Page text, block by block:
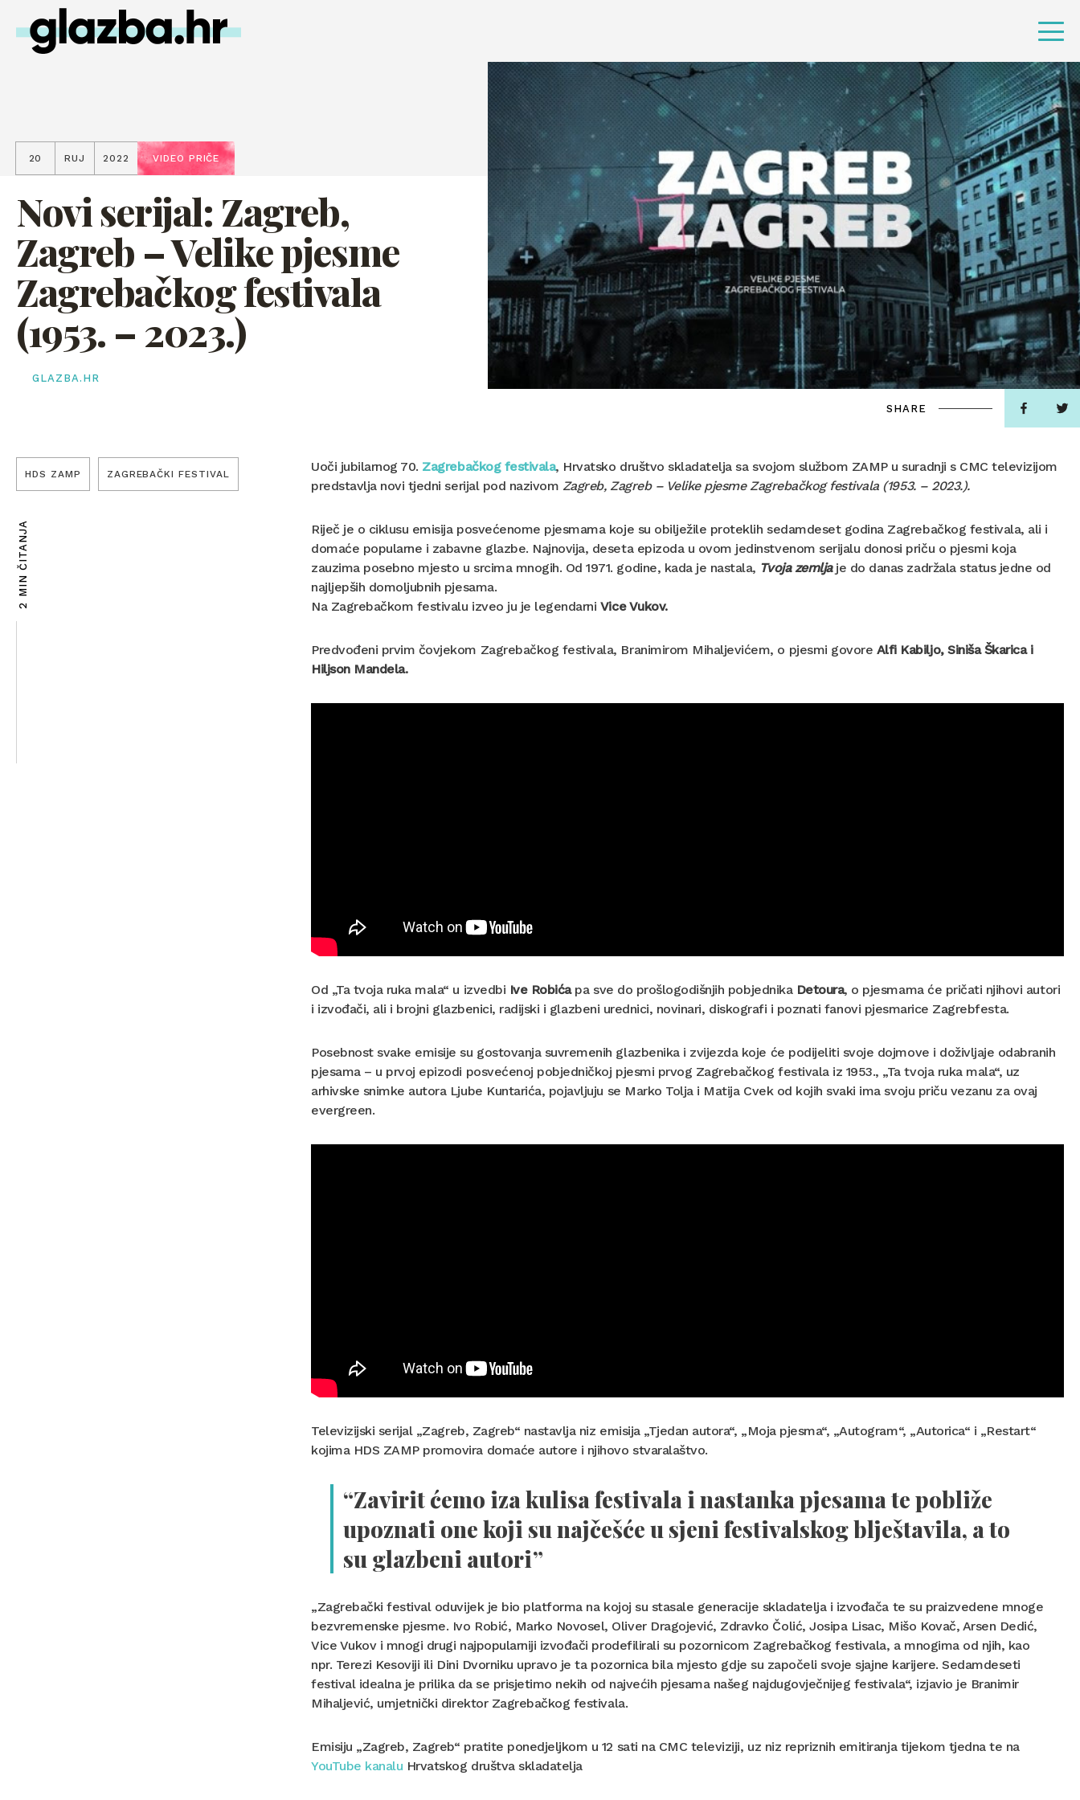
20 RUJ 2022 VIDEO PRIČE
Novi serijal: Zagreb,
Zagreb – Velike pjesme
Zagrebačkog festivala
(1953. – 2023.)
GLAZBA.HR
SHARE
HDS ZAMP ZAGREBAČKI FESTIVAL
2 MIN ČITANJA
Uoči jubilarnog 70. Zagrebačkog festivala, Hrvatsko društvo skladatelja sa svojom službom ZAMP u suradnji s CMC televizijom
predstavlja novi tjedni serijal pod nazivom Zagreb, Zagreb – Velike pjesme Zagrebačkog festivala (1953. – 2023.).
Riječ je o ciklusu emisija posvećenome pjesmama koje su obilježile proteklih sedamdeset godina Zagrebačkog festivala, ali i
domaće popularne i zabavne glazbe. Najnovija, deseta epizoda u ovom jedinstvenom serijalu donosi priču o pjesmi koja
zauzima posebno mjesto u srcima mnogih. Od 1971. godine, kada je nastala, Tvoja zemljaje do danas zadržala status jedne od
najljepših domoljubnih pjesama.
Na Zagrebačkom festivalu izveo ju je legendarni Vice Vukov.
Predvođeni prvim čovjekom Zagrebačkog festivala, Branimirom Mihaljevićem, o pjesmi govore Alfi Kabiljo, Siniša Škarica i
Hiljson Mandela.
Od „Ta tvoja ruka mala“ u izvedbi Ive Robića pa sve do prošlogodišnjih pobjednika Detoura, o pjesmama će pričati njihovi autori
i izvođači, ali i brojni glazbenici, radijski i glazbeni urednici, novinari, diskografi i poznati fanovi pjesmarice Zagrebfesta.
Posebnost svake emisije su gostovanja suvremenih glazbenika i zvijezda koje će podijeliti svoje dojmove i doživljaje odabranih
pjesama – u prvoj epizodi posvećenoj pobjedničkoj pjesmi prvog Zagrebačkog festivala iz 1953., „Ta tvoja ruka mala“, uz
arhivske snimke autora Ljube Kuntarića, pojavljuju se Marko Tolja i Matija Cvek od kojih svaki ima svoju priču vezanu za ovaj
evergreen.
Televizijski serijal „Zagreb, Zagreb“ nastavlja niz emisija „Tjedan autora“, „Moja pjesma“, „Autogram“, „Autorica“ i „Restart“
kojima HDS ZAMP promovira domaće autore i njihovo stvaralaštvo.
“Zavirit ćemo iza kulisa festivala i nastanka pjesama te pobliže
upoznati one koji su najčešće u sjeni festivalskog blještavila, a to
su glazbeni autori”
„Zagrebački festival oduvijek je bio platforma na kojoj su stasale generacije skladatelja i izvođača te su praizvedene mnoge
bezvremenske pjesme. Ivo Robić, Marko Novosel, Oliver Dragojević, Zdravko Čolić, Josipa Lisac, Mišo Kovač, Arsen Dedić,
Vice Vukov i mnogi drugi najpopularniji izvođači prodefilirali su pozornicom Zagrebačkog festivala, a mnogima od njih, kao
npr. Terezi Kesoviji ili Dini Dvorniku upravo je ta pozornica bila mjesto gdje su započeli svoje sjajne karijere. Sedamdeseti
festival idealna je prilika da se prisjetimo nekih od najvećih pjesama našeg najdugovječnijeg festivala“, izjavio je Branimir
Mihaljević, umjetnički direktor Zagrebačkog festivala.
Emisiju „Zagreb, Zagreb“ pratite ponedjeljkom u 12 sati na CMC televiziji, uz niz repriznih emitiranja tijekom tjedna te na
YouTube kanalu Hrvatskog društva skladatelja